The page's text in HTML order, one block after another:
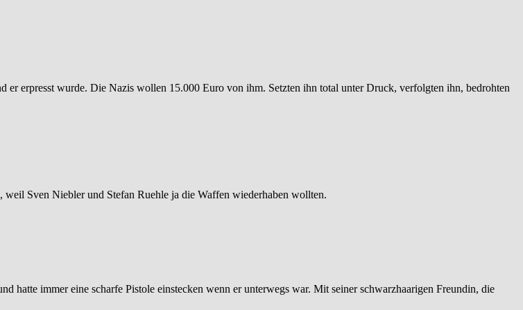
er erpresst wurde. Die Nazis wollen 15.000 Euro von ihm. Setzten ihn total unter Druck, verfolgten ihn, bedrohten
Sven Niebler und Stefan Ruehle ja die Waffen wiederhaben wollten.
hatte immer eine scharfe Pistole einstecken wenn er unterwegs war. Mit seiner schwarzhaarigen Freundin, die